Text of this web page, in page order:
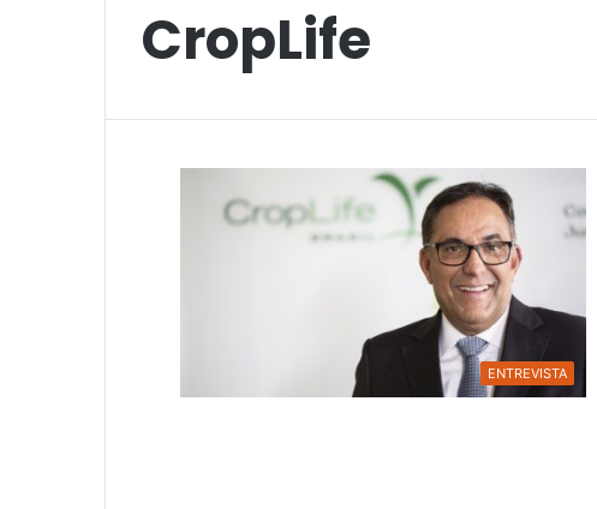
CropLife
ENTREVISTA